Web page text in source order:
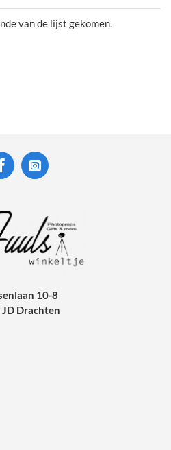
van de lijst gekomen.
10-8
Drachten